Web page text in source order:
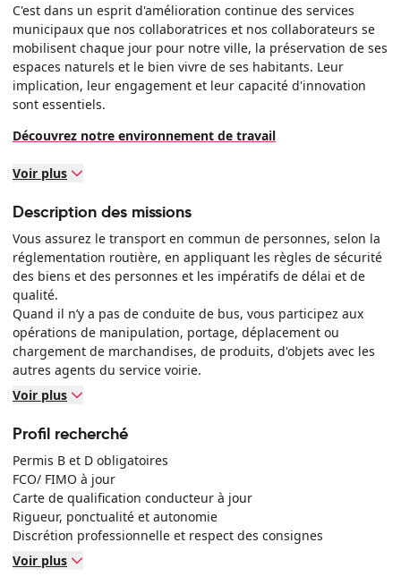
C'est dans un esprit d'amélioration continue des services
municipaux que nos collaboratrices et nos collaborateurs se
mobilisent chaque jour pour notre ville, la préservation de ses
espaces naturels et le bien vivre de ses habitants. Leur
implication, leur engagement et leur capacité d'innovation
sont essentiels.
Découvrez notre environnement de travail
Voir plus
Description des missions
Vous assurez le transport en commun de personnes, selon la
réglementation routière, en appliquant les règles de sécurité
des biens et des personnes et les impératifs de délai et de
qualité.
Quand il n’y a pas de conduite de bus, vous participez aux
opérations de manipulation, portage, déplacement ou
chargement de marchandises, de produits, d'objets avec les
autres agents du service voirie.
Activités principales :
Conduite du bus (85% du temps de travail)
Assurer les transports collectifs de la collectivité (enfants,
personnes âgées, etc.)
Préparer le véhicule, repérer le parcours et prévoir les aléas
Accueillir et renseigner les usagers avec courtoisie
Veiller à la sécurité des passagers pendant les trajets
Respecter les circuits, horaires et consignes définis par la
commune
Voir plus
Profil recherché
Permis B et D obligatoires
FCO/ FIMO à jour
Carte de qualification conducteur à jour
Rigueur, ponctualité et autonomie
Discrétion professionnelle et respect des consignes
Voir plus